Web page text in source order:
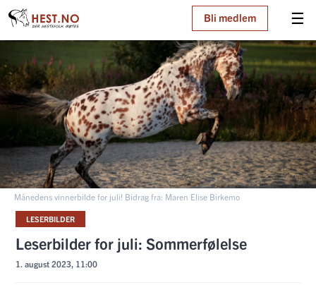
☰
Bli medlem
Månedens vinnerbilde for juli! Bidrag fra: Maren Elise Birkemo
LESERBILDER
Leserbilder for juli: Sommerfølelse
1. august 2023, 11:00